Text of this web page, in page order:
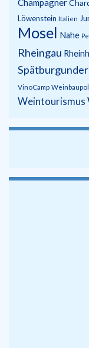
Champagner
Löwenstein Italien
Mosel Nahe
Rheingau
Spätburgunder
VinoCamp
Weintourismus